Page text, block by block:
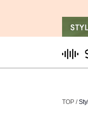
TOP /